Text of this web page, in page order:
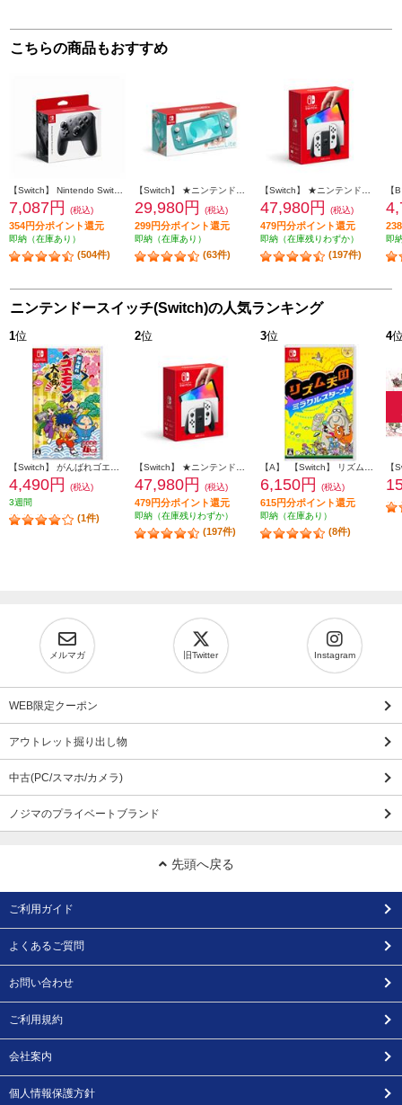
こちらの商品もおすすめ
【Switch】 Nintendo Switch Proコントローラー
7,087円 (税込)
354円分ポイント還元
即納（在庫あり）
(504件)
【Switch】 ★ニンテンドースイッチ ライト 本体 Nintendo Switch Lite ターコイズ
29,980円 (税込)
299円分ポイント還元
即納（在庫あり）
(63件)
【Switch】 ★ニンテンドースイッチ本体 Nintendo Switch（有機ELモデル） Joy-Con(L)/(R) ホワイト
47,980円 (税込)
479円分ポイント還元
即納（在庫残りわずか）
(197件)
即
ニンテンドースイッチ(Switch)の人気ランキング
1位
【Switch】 がんばれゴエモン大集合！
4,490円
(税込)
3週間
(1件)
2位
【Switch】 ★ニンテンドースイッチ本体 Nintendo Switch（有機ELモデル） Joy-Con(L)/(R) ホワイト
47,980円 (税込)
479円分ポイント還元
即納（在庫残りわずか）
(197件)
3位
【A】 【Switch】 リズム天国 ミラクルスターズ
6,150円 (税込)
615円分ポイント還元
即納（在庫あり）
(8件)
4
メルマガ 旧Twitter Instagram
WEB限定クーポン
アウトレット掘り出し物
中古(PC/スマホ/カメラ)
ノジマのプライベートブランド
先頭へ戻る
ご利用ガイド
よくあるご質問
お問い合わせ
ご利用規約
会社案内
個人情報保護方針